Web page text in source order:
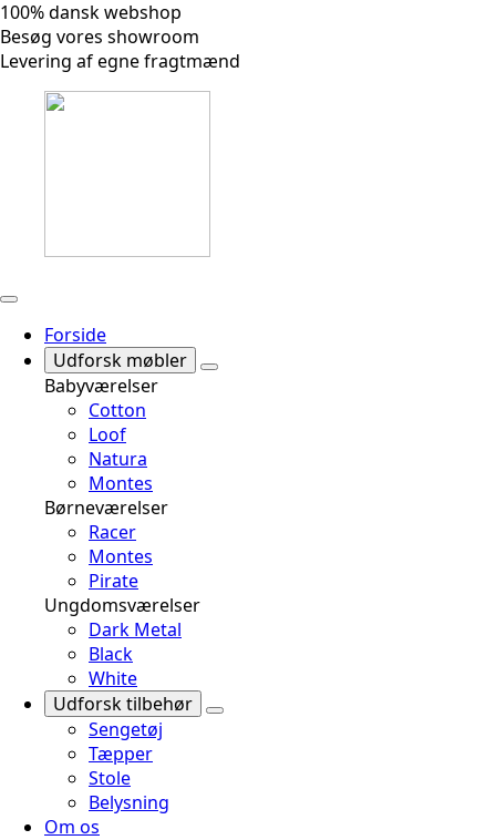
100% dansk webshop
Besøg vores showroom
Levering af egne fragtmænd
Forside
Udforsk møbler
Babyværelser
Cotton
Loof
Natura
Montes
Børneværelser
Racer
Montes
Pirate
Ungdomsværelser
Dark Metal
Black
White
Udforsk tilbehør
Sengetøj
Tæpper
Stole
Belysning
Om os